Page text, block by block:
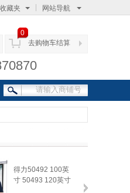
收藏夹 网站导航
0
去购物车结算
得力50492 100英
寸 50493 120英寸